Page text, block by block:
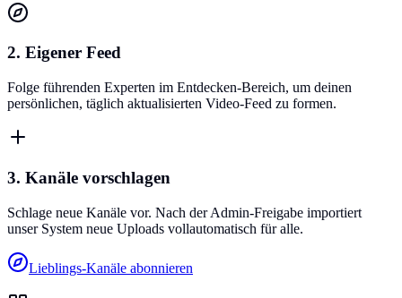
2. Eigener Feed
Folge führenden Experten im Entdecken-Bereich, um deinen
persönlichen, täglich aktualisierten Video-Feed zu formen.
3. Kanäle vorschlagen
Schlage neue Kanäle vor. Nach der Admin-Freigabe importiert
unser System neue Uploads vollautomatisch für alle.
Lieblings-Kanäle abonnieren